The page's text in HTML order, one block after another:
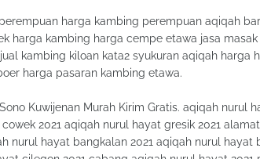
harga kambing perempuan aqiqah
harga kambing harga cempe etawa jasa masak
kambing kiloan kata2 syukuran aqiqah harga
harga pasaran kambing etawa.
Kuwijenan Murah Kirim Gratis. aqiqah nurul
2021 aqiqah nurul hayat gresik 2021
nurul hayat bangkalan 2021 aqiqah nurul hayat